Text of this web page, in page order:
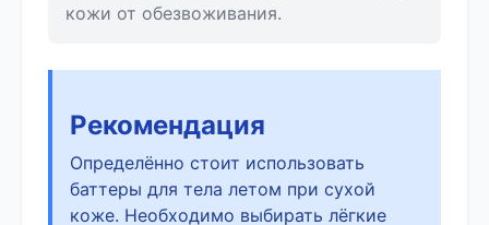
кожи от обезвоживания.
Рекомендация
Определённо стоит использовать
баттеры для тела летом при сухой
коже. Необходимо выбирать лёгкие